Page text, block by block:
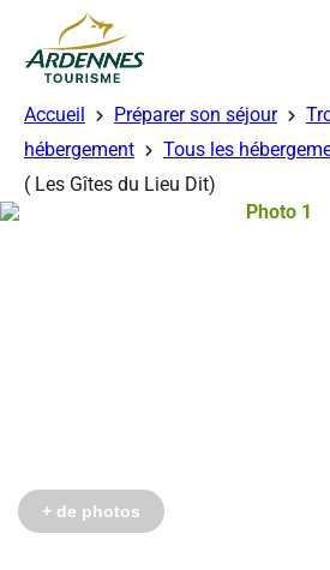
ADT des Ardennes
Accueil Préparer son séjour
hébergement
Tous les
( Les Gîtes du Lieu Dit)
Photo
+ de photos